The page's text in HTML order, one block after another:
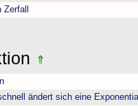
ändert sich eine